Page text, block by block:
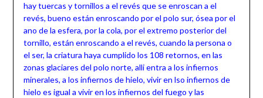
hay tuercas y tornillos a el revés que se enroscan a el
revés, bueno están enroscando por el polo sur, ósea por el
ano de la esfera, por la cola, por el extremo posterior del
tornillo, están enroscando a el revés, cuando la persona o
el ser, la criatura haya cumplido los 108 retornos, en las
zonas glaciares del polo norte, alli entra a los infiernos
minerales, a los infiernos de hielo, vivir en lso infiernos de
hielo es igual a vivir en los infiernos del fuego y las